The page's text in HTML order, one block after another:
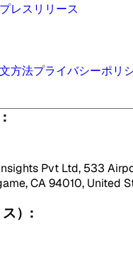
プレスリリース
方法プライバシーポリ
Pvt Ltd, 533
CA 94010, United
）: